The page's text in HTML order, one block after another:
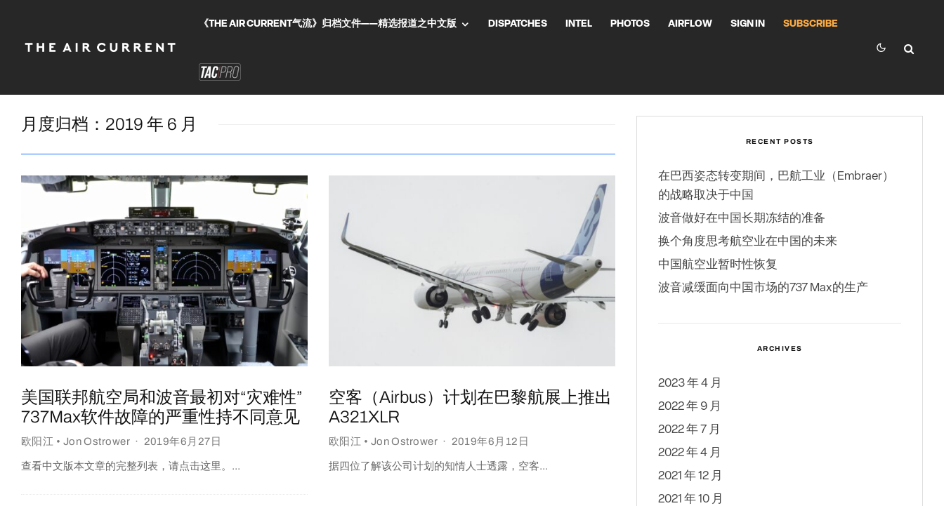
《THE AIR CURRENT气流》归档文件——精选报道之中文版 DISPATCHES INTEL PHOTOS AIRFLOW SIGN IN SUBSCRIBE
月度归档： 2019 年 6 月
美国联邦航空局和波音最初对“灾难性”
737Max软件故障的严重性持不同意见
欧阳江 • Jon Ostrower · 2019年6月27日
查看中文版本文章的完整列表，请点击这里。...
空客（Airbus）计划在巴黎航展上推出
A321XLR
欧阳江 • Jon Ostrower · 2019年6月12日
据四位了解该公司计划的知情人士透露，空客...
RECENT POSTS
在巴西姿态转变期间，巴航工业（Embraer）
的战略取决于中国
波音做好在中国长期冻结的准备
换个角度思考航空业在中国的未来
中国航空业暂时性恢复
波音减缓面向中国市场的737 Max的生产
ARCHIVES
2023 年 4 月
2022 年 9 月
2022 年 7 月
2022 年 4 月
2021 年 12 月
2021 年 10 月